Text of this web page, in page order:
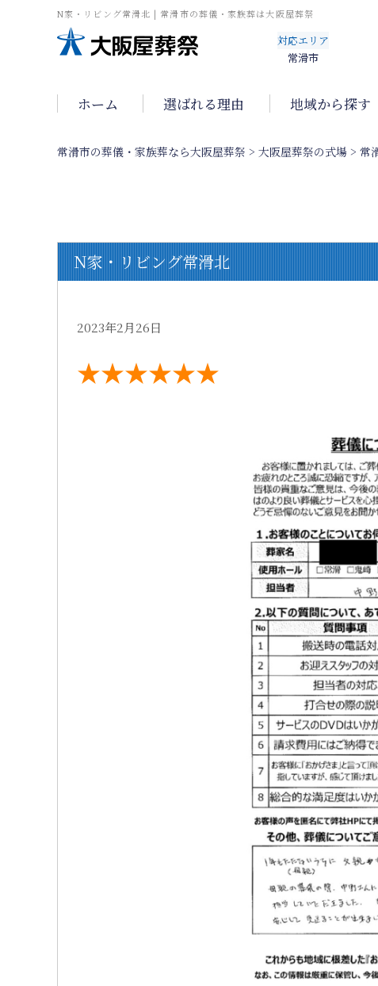
N家・リビング常滑北 | 常滑市の葬儀・家族葬は大阪屋葬祭
対応エリア
常滑市
ホーム 選ばれる理由 地域から探す
常滑市の葬儀・家族葬なら大阪屋葬祭 > 大阪屋葬祭の式場 > 常
N家・リビング常滑北
2023年2月26日
★★★★★★